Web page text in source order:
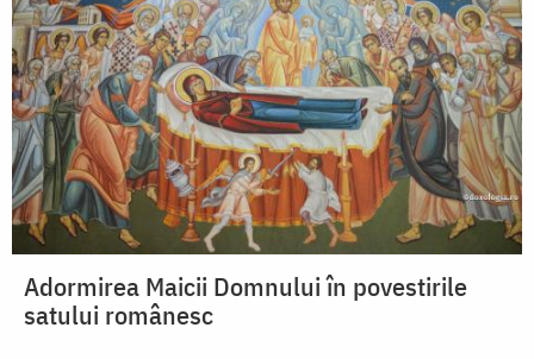
Adormirea Maicii Domnului în povestirile
satului românesc